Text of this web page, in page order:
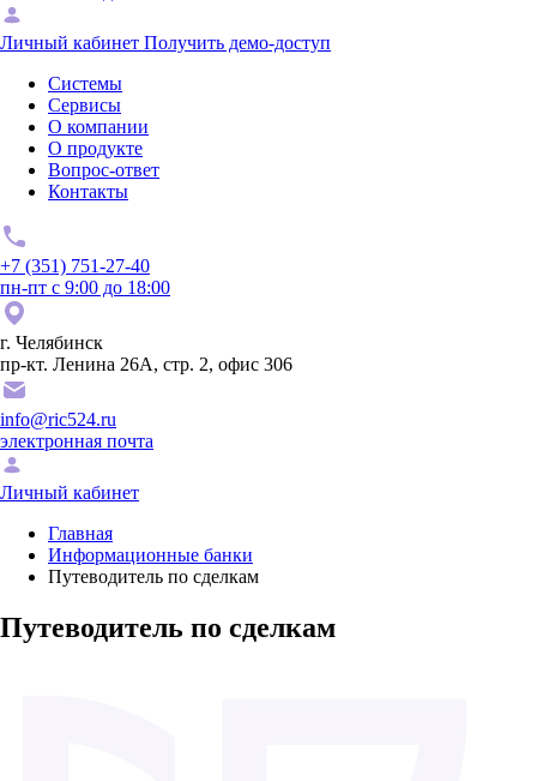
Личный кабинет Получить демо-доступ
Системы
Сервисы
О компании
О продукте
Вопрос-ответ
Контакты
+7 (351) 751-27-40
пн-пт с 9:00 до 18:00
г. Челябинск
пр-кт. Ленина 26А, стр. 2, офис 306
info@ric524.ru
электронная почта
Личный кабинет
Главная
Информационные банки
Путеводитель по сделкам
Путеводитель по сделкам